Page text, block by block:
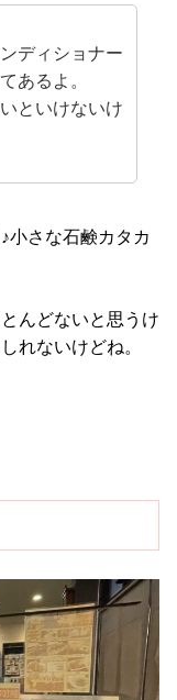
ディショナー
あるよ。
といけないけ
小さな石鹸カタカ
んどないと思うけ
れないけどね。